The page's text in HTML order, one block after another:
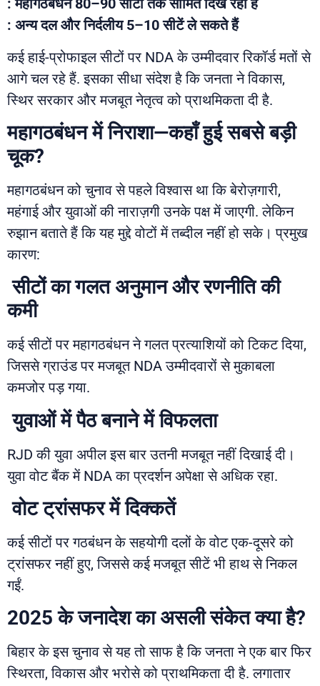
: महागठबंधन 80–90 सीटों तक सीमित दिख रहा है
: अन्य दल और निर्दलीय 5–10 सीटें ले सकते हैं
कई हाई-प्रोफाइल सीटों पर NDA के उम्मीदवार रिकॉर्ड मतों से
आगे चल रहे हैं. इसका सीधा संदेश है कि जनता ने विकास,
स्थिर सरकार और मजबूत नेतृत्व को प्राथमिकता दी है.
महागठबंधन में निराशा—कहाँ हुई सबसे बड़ी
चूक?
महागठबंधन को चुनाव से पहले विश्वास था कि बेरोज़गारी,
महंगाई और युवाओं की नाराज़गी उनके पक्ष में जाएगी. लेकिन
रुझान बताते हैं कि यह मुद्दे वोटों में तब्दील नहीं हो सके। प्रमुख
कारण:
सीटों का गलत अनुमान और रणनीति की
कमी
कई सीटों पर महागठबंधन ने गलत प्रत्याशियों को टिकट दिया,
जिससे ग्राउंड पर मजबूत NDA उम्मीदवारों से मुकाबला
कमजोर पड़ गया.
युवाओं में पैठ बनाने में विफलता
RJD की युवा अपील इस बार उतनी मजबूत नहीं दिखाई दी।
युवा वोट बैंक में NDA का प्रदर्शन अपेक्षा से अधिक रहा.
वोट ट्रांसफर में दिक्कतें
कई सीटों पर गठबंधन के सहयोगी दलों के वोट एक-दूसरे को
ट्रांसफर नहीं हुए, जिससे कई मजबूत सीटें भी हाथ से निकल
गईं.
2025 के जनादेश का असली संकेत क्या है?
बिहार के इस चुनाव से यह तो साफ है कि जनता ने एक बार फिर
स्थिरता, विकास और भरोसे को प्राथमिकता दी है. लगातार